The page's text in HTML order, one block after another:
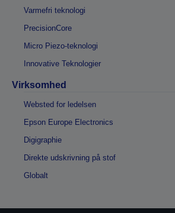
Varmefri teknologi
PrecisionCore
Micro Piezo-teknologi
Innovative Teknologier
Virksomhed
Websted for ledelsen
Epson Europe Electronics
Digigraphie
Direkte udskrivning på stof
Globalt